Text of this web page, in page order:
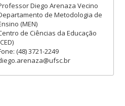
Diego Arenaza Vecino
de Metodologia de
(MEN)
de Ciências da Educação
(48) 3721-2249